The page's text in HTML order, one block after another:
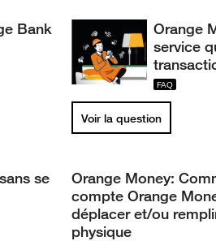
Bank
Orange
service
Voir la question
se
Orange Money:
compte Orange
déplacer et/ou
physique